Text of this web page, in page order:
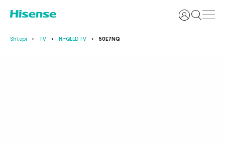
Identifikohu
Shtëpi TV Hi-QLED TV 50E7NQ